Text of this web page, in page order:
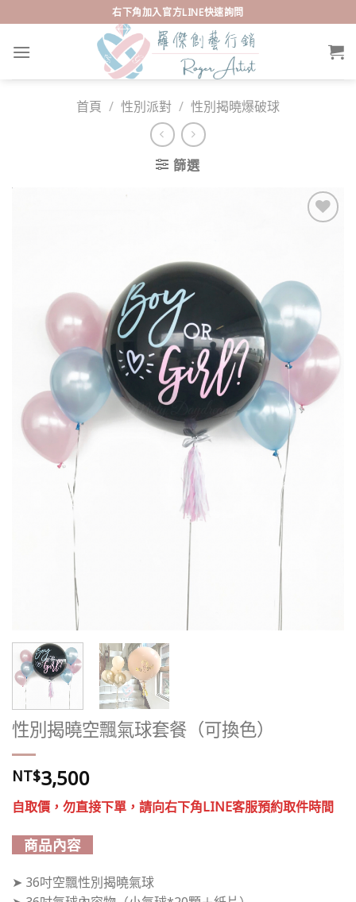
to
content
右下角加入官方LINE快速詢問
首頁 / 性別派對 / 性別揭曉爆破球
篩選
wishlist
性別揭曉空飄氣球套餐（可換色）
NT$3,500
自取價，勿直接下單，請向右下角LINE客服預約取件時間
商品內容
➤ 36吋空飄性別揭曉氣球